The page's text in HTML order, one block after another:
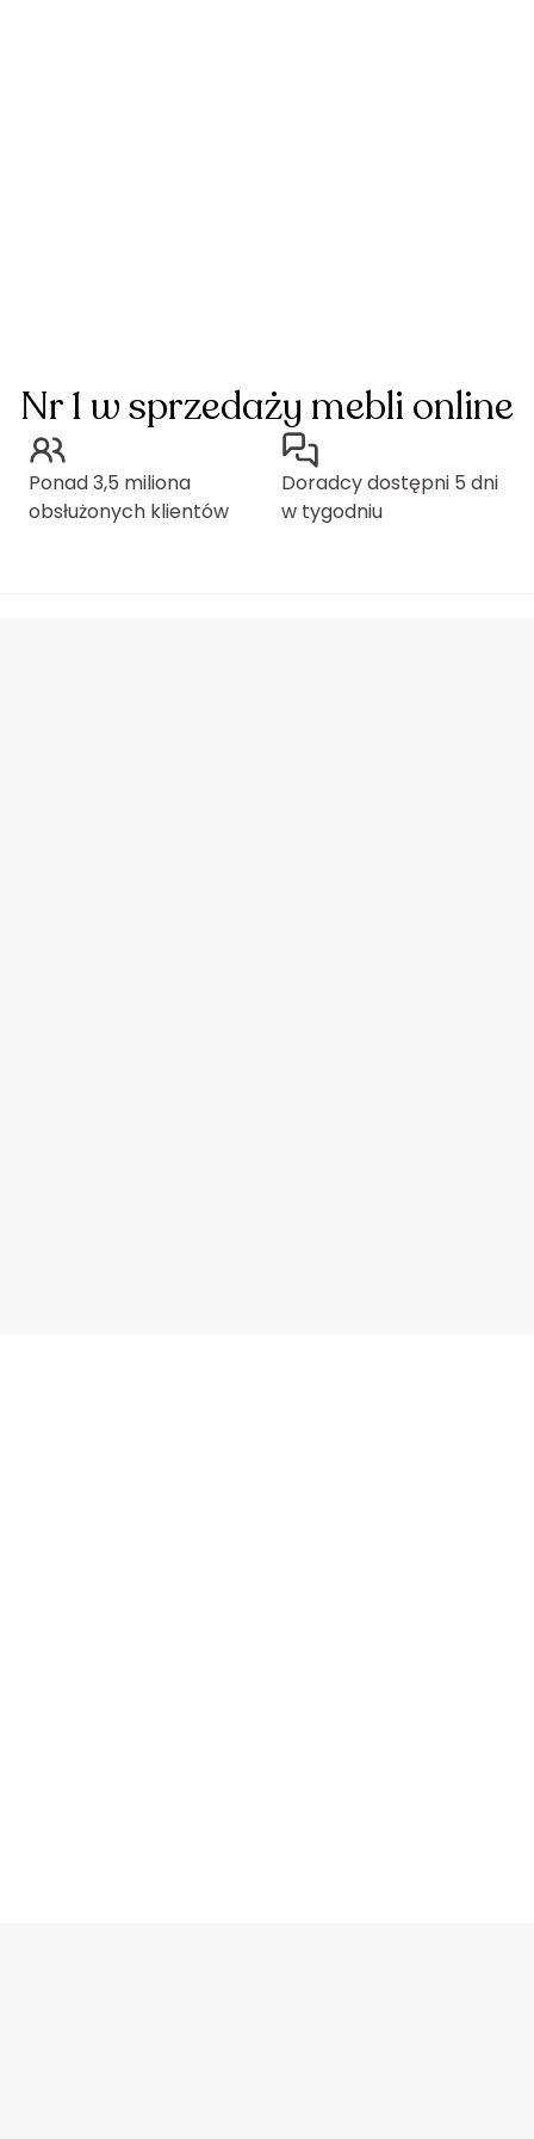
Nr 1 w sprzedaży mebli online
Ponad 3,5 miliona
obsłużonych klientów
Doradcy dostępni 5 dni
w tygodniu